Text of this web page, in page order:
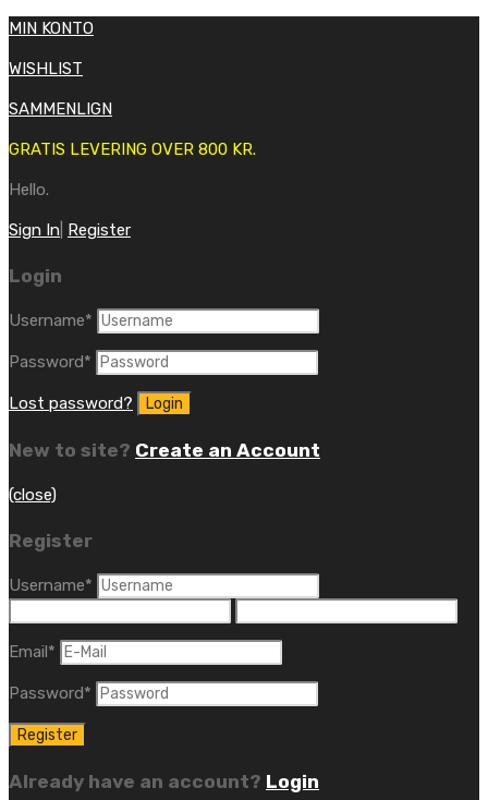
MIN KONTO
WISHLIST
SAMMENLIGN
GRATIS LEVERING OVER 800 KR.
Hello.
Sign In Register
Login
Username*
Password*
Lost password?
New to site? Create an Account
(close)
Register
Username*
Email*
Password*
Already have an account? Login